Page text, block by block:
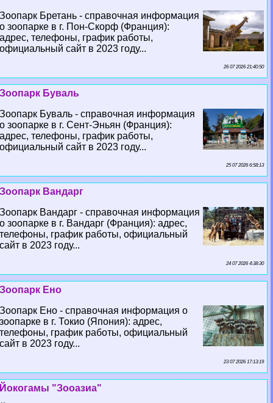
Зоопарк Бретань - справочная информация
о зоопарке в г. Пон-Скорф (Франция):
адрес, телефоны, график работы,
официальный сайт в 2023 году...
26 07 2026 21:40:50
Зоопарк Буваль
Зоопарк Буваль - справочная информация
о зоопарке в г. Сент-Эньян (Франция):
адрес, телефоны, график работы,
официальный сайт в 2023 году...
25 07 2026 6:58:13
Зоопарк Вандарг
Зоопарк Вандарг - справочная информация
о зоопарке в г. Вандарг (Франция): адрес,
телефоны, график работы, официальный
сайт в 2023 году...
24 07 2026 4:38:30
Зоопарк Ено
Зоопарк Ено - справочная информация о
зоопарке в г. Токио (Япония): адрес,
телефоны, график работы, официальный
сайт в 2023 году...
23 07 2026 17:13:19
Йокогамы "Зооазиа"